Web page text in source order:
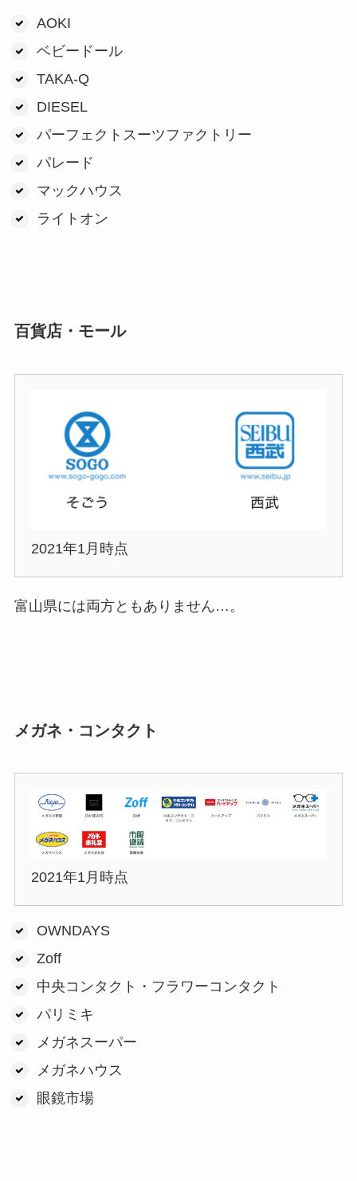
AOKI
ベビードール
TAKA-Q
DIESEL
パーフェクトスーツファクトリー
パレード
マックハウス
ライトオン
百貨店・モール
2021年1月時点
富山県には両方ともありません…。
メガネ・コンタクト
2021年1月時点
OWNDAYS
Zoff
中央コンタクト・フラワーコンタクト
パリミキ
メガネスーパー
メガネハウス
眼鏡市場